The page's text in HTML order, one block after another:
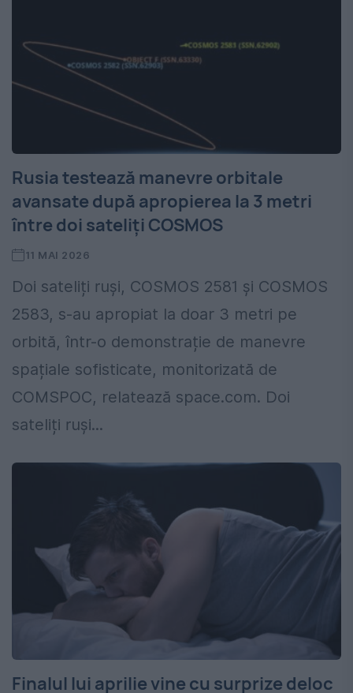
Rusia testează manevre orbitale
avansate după apropierea la 3 metri
între doi sateliți COSMOS
11 MAI 2026
Doi sateliți ruși, COSMOS 2581 și COSMOS
2583, s-au apropiat la doar 3 metri pe
orbită, într-o demonstrație de manevre
spațiale sofisticate, monitorizată de
COMSPOC, relatează space.com. Doi
sateliți ruși...
Finalul lui aprilie vine cu surprize deloc